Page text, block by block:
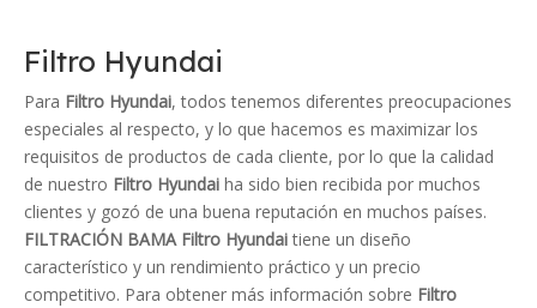
Filtro Hyundai
Para Filtro Hyundai, todos tenemos diferentes preocupaciones
especiales al respecto, y lo que hacemos es maximizar los
requisitos de productos de cada cliente, por lo que la calidad
de nuestro Filtro Hyundai ha sido bien recibida por muchos
clientes y gozó de una buena reputación en muchos países.
FILTRACIÓN BAMA Filtro Hyundaitiene un diseño
característico y un rendimiento práctico y un precio
competitivo. Para obtener más información sobre Filtro